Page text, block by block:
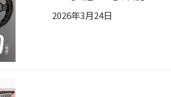
2026年3月24日